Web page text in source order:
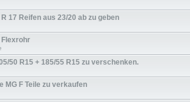
17 Reifen aus 23/20 ab zu geben
Flexrohr
50 R15 + 185/55 R15 zu verschenken.
MG F Teile zu verkaufen